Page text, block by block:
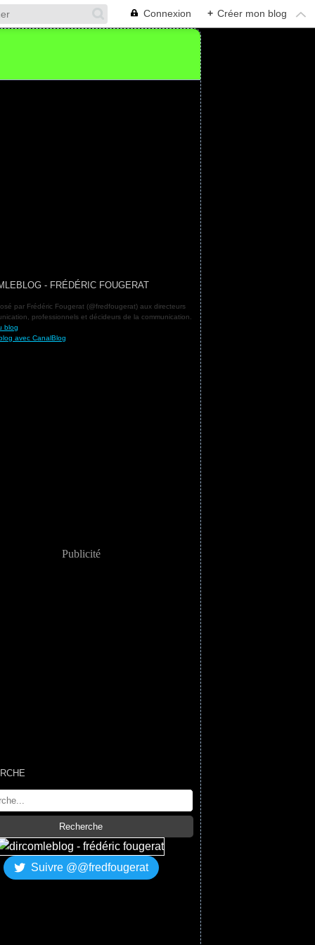
Connexion + Créer mon blog
- FRÉDÉRIC FOUGERAT
par Frédéric Fougerat (@fredfougerat) aux directeurs
professionnels et décideurs de la communication.
blog
avec CanalBlog
Publicité
Suivre @@fredfougerat